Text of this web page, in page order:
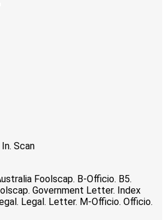
Scan
Foolscap. B-Officio. B5.
Government Letter. Index
Legal. Letter. M-Officio. Officio.